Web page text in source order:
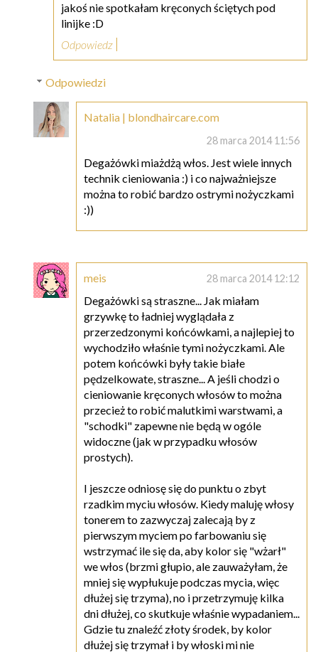
jakoś nie spotkałam kręconych ściętych pod
linijke :D
Odpowiedz
Odpowiedzi
Natalia | blondhaircare.com
28 marca 2014 11:56
Degażówki miażdżą włos. Jest wiele innych
technik cieniowania :) i co najważniejsze
można to robić bardzo ostrymi nożyczkami
:))
meis 28 marca 2014 12:12
Degażówki są straszne... Jak miałam
grzywkę to ładniej wyglądała z
przerzedzonymi końcówkami, a najlepiej to
wychodziło właśnie tymi nożyczkami. Ale
potem końcówki były takie białe
pędzelkowate, straszne... A jeśli chodzi o
cieniowanie kręconych włosów to można
przecież to robić malutkimi warstwami, a
"schodki" zapewne nie będą w ogóle
widoczne (jak w przypadku włosów
prostych).
I jeszcze odniosę się do punktu o zbyt
rzadkim myciu włosów. Kiedy maluję włosy
tonerem to zazwyczaj zalecają by z
pierwszym myciem po farbowaniu się
wstrzymać ile się da, aby kolor się "wżarł"
we włos (brzmi głupio, ale zauważyłam, że
mniej się wypłukuje podczas mycia, więc
dłużej się trzyma), no i przetrzymuję kilka
dni dłużej, co skutkuje właśnie wypadaniem...
Gdzie tu znaleźć złoty środek, by kolor
dłużej się trzymał i by włoski mi nie